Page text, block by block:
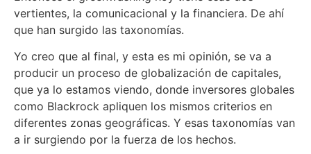
vertientes, la comunicacional y la financiera. De ahí
que han surgido las taxonomías.
Yo creo que al final, y esta es mi opinión, se va a
producir un proceso de globalización de capitales,
que ya lo estamos viendo, donde inversores globales
como Blackrock apliquen los mismos criterios en
diferentes zonas geográficas. Y esas taxonomías van
a ir surgiendo por la fuerza de los hechos.